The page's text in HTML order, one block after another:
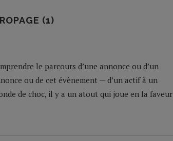
(1)
le parcours d’une annonce ou d’un
ou de cet évènement — d’un actif à un
de choc, il y a un atout qui joue en la faveur